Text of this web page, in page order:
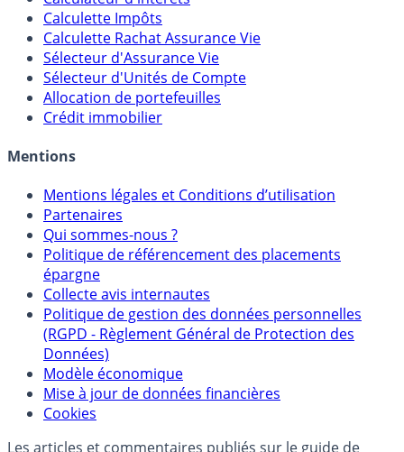
Calculateur d'intérêts
Calculette Impôts
Calculette Rachat Assurance Vie
Sélecteur d'Assurance Vie
Sélecteur d'Unités de Compte
Allocation de portefeuilles
Mentions légales et Conditions d’utilisation
Partenaires
Qui sommes-nous ?
Politique de référencement des placements
épargne
Collecte avis internautes
Politique de gestion des données personnelles
(RGPD - Règlement Général de Protection des
Données)
Modèle économique
Mise à jour de données financières
Cookies